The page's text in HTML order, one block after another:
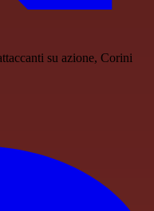
su azione, Corini